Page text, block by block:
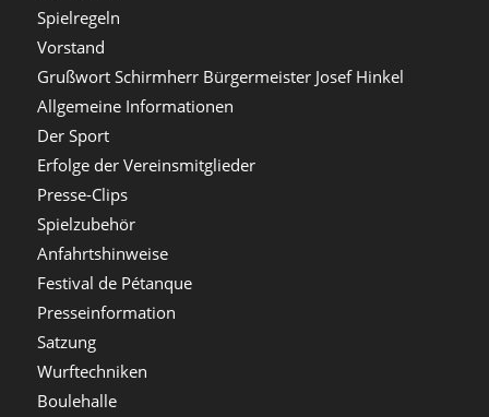
Spielregeln
Vorstand
Grußwort Schirmherr Bürgermeister Josef Hinkel
Allgemeine Informationen
Der Sport
Erfolge der Vereinsmitglieder
Presse-Clips
Spielzubehör
Anfahrtshinweise
Festival de Pétanque
Presseinformation
Satzung
Wurftechniken
Boulehalle